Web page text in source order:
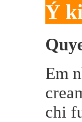
Ý
Em
chi